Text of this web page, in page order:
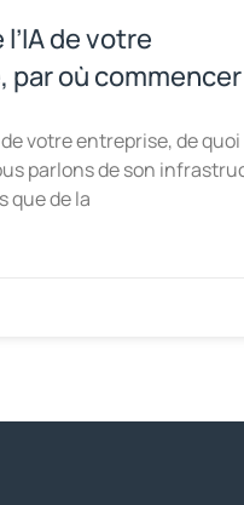
de votre
par où commencer
votre entreprise, de quoi
parlons de son
que de la